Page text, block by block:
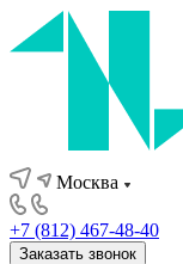
Москва
+7 (812) 467-48-40
Заказать звонок